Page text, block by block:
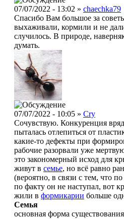
07/07/2022 - 13:02 » chaechka79
Спасибо Вам большое за
выхаживали, кормили и не
случилось. В природе,
думать.
07/07/2022 - 10:05 » Cry
Сочувствую. Конкуренция
пыталась отлепиться от
какие-то дефекты при
рабочие разорвали уже
это закономерный исход для
живут в семье, но всё равно
(вероятно, в связи с тем, что
по факту он не наступал, вот
жили в формикарии больше
Семья
основная форма